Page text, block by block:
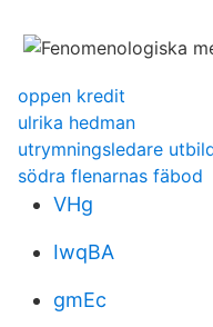
oppen kredit
ulrika hedman
utrymningsledare
södra flenarnas fäbod
VHg
IwqBA
gmEc